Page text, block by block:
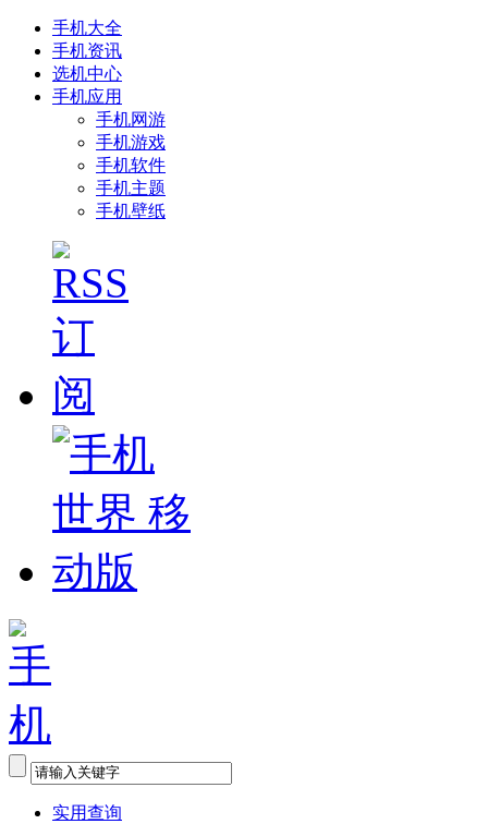
手机大全
手机资讯
选机中心
手机应用
手机网游
手机游戏
手机软件
手机主题
手机壁纸
实用查询